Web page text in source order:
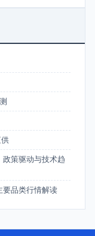
策驱动与技术趋
品类行情解读